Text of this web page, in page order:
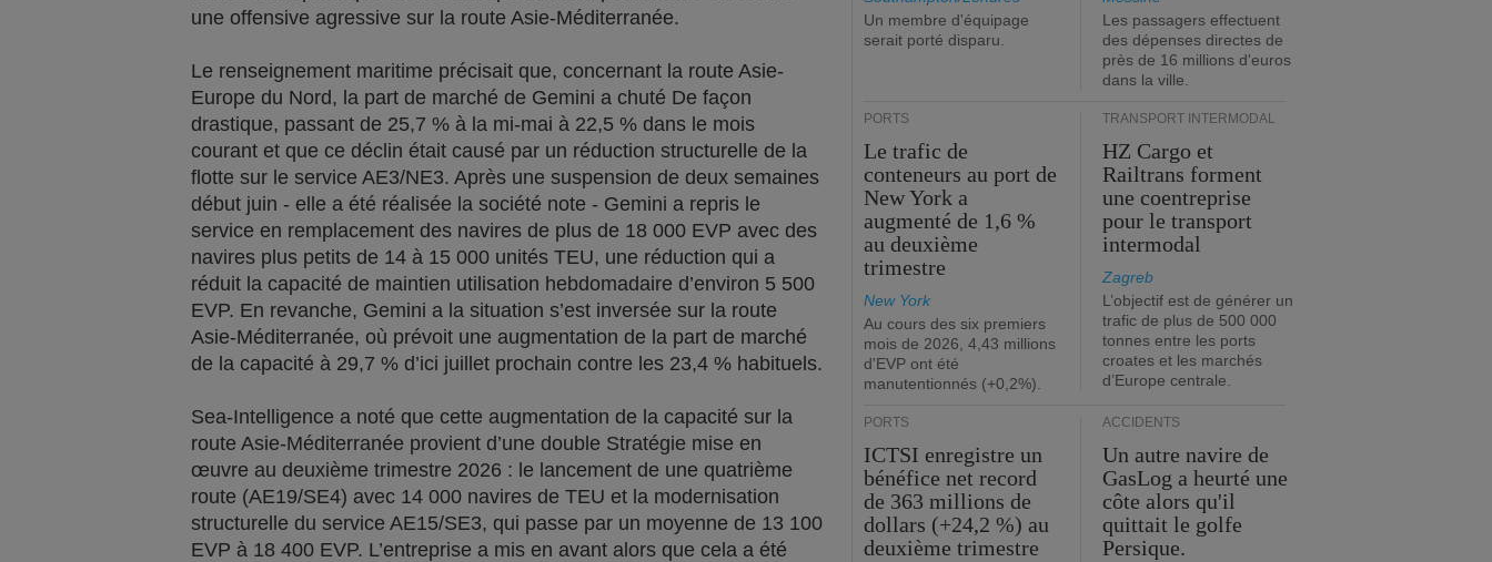
une offensive agressive sur la route Asie-Méditerranée.
Le renseignement maritime précisait que, concernant la route Asie-
Europe du Nord, la part de marché de Gemini a chuté De façon
drastique, passant de 25,7 % à la mi-mai à 22,5 % dans le mois
courant et que ce déclin était causé par un réduction structurelle de la
flotte sur le service AE3/NE3. Après une suspension de deux semaines
début juin - elle a été réalisée la société note - Gemini a repris le
service en remplacement des navires de plus de 18 000 EVP avec des
navires plus petits de 14 à 15 000 unités TEU, une réduction qui a
réduit la capacité de maintien utilisation hebdomadaire d’environ 5 500
EVP. En revanche, Gemini a la situation s’est inversée sur la route
Asie-Méditerranée, où prévoit une augmentation de la part de marché
de la capacité à 29,7 % d’ici juillet prochain contre les 23,4 % habituels.
Sea-Intelligence a noté que cette augmentation de la capacité sur la
route Asie-Méditerranée provient d’une double Stratégie mise en
œuvre au deuxième trimestre 2026 : le lancement de une quatrième
route (AE19/SE4) avec 14 000 navires de TEU et la modernisation
structurelle du service AE15/SE3, qui passe par un moyenne de 13 100
EVP à 18 400 EVP. L’entreprise a mis en avant alors que cela a été
Un membre d'équipage
serait porté disparu.
Les passagers effectuent
des dépenses directes de
près de 16 millions d'euros
dans la ville.
PORTS
Le trafic de
conteneurs au port de
New York a
augmenté de 1,6 %
au deuxième
trimestre
New York
Au cours des six premiers
mois de 2026, 4,43 millions
d'EVP ont été
manutentionnés (+0,2%).
TRANSPORT INTERMODAL
HZ Cargo et
Railtrans forment
une coentreprise
pour le transport
intermodal
Zagreb
L’objectif est de générer un
trafic de plus de 500 000
tonnes entre les ports
croates et les marchés
d’Europe centrale.
PORTS
ICTSI enregistre un
bénéfice net record
de 363 millions de
dollars (+24,2 %) au
deuxième trimestre
ACCIDENTS
Un autre navire de
GasLog a heurté une
côte alors qu'il
quittait le golfe
Persique.